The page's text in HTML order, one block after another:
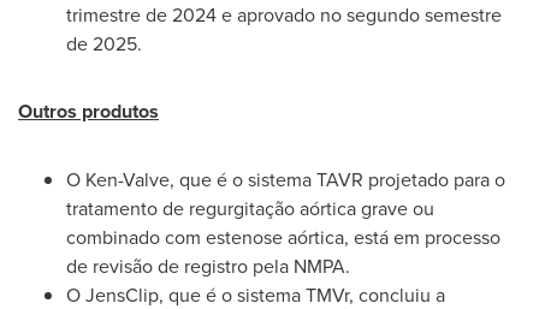
trimestre de 2024 e aprovado no segundo semestre
de 2025.
Outros produtos
O Ken-Valve, que é o sistema TAVR projetado para o
tratamento de regurgitação aórtica grave ou
combinado com estenose aórtica, está em processo
de revisão de registro pela NMPA.
O JensClip, que é o sistema TMVr, concluiu a